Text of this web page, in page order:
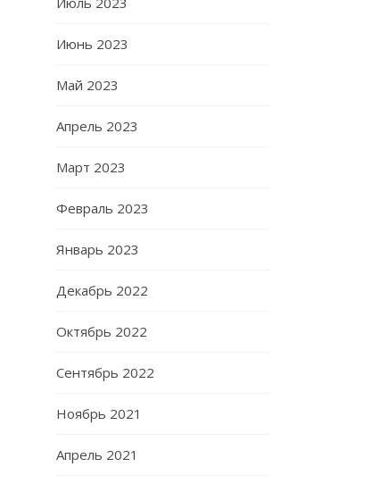
Июнь 2023
Май 2023
Апрель 2023
Март 2023
Февраль 2023
Январь 2023
Декабрь 2022
Октябрь 2022
Сентябрь 2022
Ноябрь 2021
Апрель 2021